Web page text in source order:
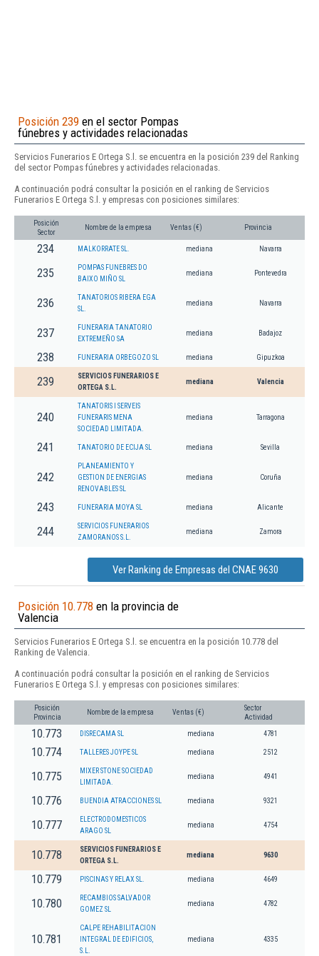
Posición 239 en el sector Pompas
fúnebres y actividades relacionadas
Servicios Funerarios E Ortega S.l. se encuentra en la posición 239 del Ranking
del sector Pompas fúnebres y actividades relacionadas.
A continuación podrá consultar la posición en el ranking de Servicios
Funerarios E Ortega S.l. y empresas con posiciones similares:
Posición
Sector
Nombre de la empresa Ventas (€) Provincia
234 MALKORRATE SL. mediana Navarra
235
POMPAS FUNEBRES DO
BAIXO MIÑO SL
mediana Pontevedra
236
TANATORIOS RIBERA EGA
SL.
mediana Navarra
237
FUNERARIA TANATORIO
EXTREMEÑO SA
mediana Badajoz
238 FUNERARIA ORBEGOZO SL mediana Gipuzkoa
239
SERVICIOS FUNERARIOS E
ORTEGA S.L.
mediana Valencia
240
TANATORIS I SERVEIS
FUNERARIS MENA
SOCIEDAD LIMITADA.
mediana Tarragona
241 TANATORIO DE ECIJA SL mediana Sevilla
242
PLANEAMIENTO Y
GESTION DE ENERGIAS
RENOVABLES SL
mediana Coruña
243 FUNERARIA MOYA SL mediana Alicante
244
SERVICIOS FUNERARIOS
ZAMORANOS S.L.
mediana Zamora
Ver Ranking de Empresas del CNAE 9630
Posición 10.778 en la provincia de
Valencia
Servicios Funerarios E Ortega S.l. se encuentra en la posición 10.778 del
Ranking de Valencia.
A continuación podrá consultar la posición en el ranking de Servicios
Funerarios E Ortega S.l. y empresas con posiciones similares:
Posición
Provincia
Nombre de la empresa Ventas (€)
Sector
Actividad
10.773 DISRECAMA SL mediana 4781
10.774 TALLERES JOYPE SL mediana 2512
10.775
MIXER STONE SOCIEDAD
LIMITADA.
mediana 4941
10.776 BUENDIA ATRACCIONES SL mediana 9321
10.777
ELECTRODOMESTICOS
ARAGO SL
mediana 4754
10.778
SERVICIOS FUNERARIOS E
ORTEGA S.L.
mediana 9630
10.779 PISCINAS Y RELAX SL. mediana 4649
10.780
RECAMBIOS SALVADOR
GOMEZ SL
mediana 4782
10.781
CALPE REHABILITACION
INTEGRAL DE EDIFICIOS,
S.L.
mediana 4335